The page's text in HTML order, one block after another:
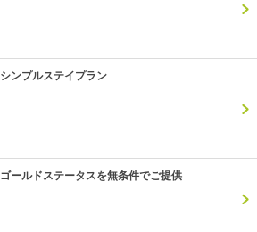
シンプルステイプラン
ゴールドステータスを無条件でご提供